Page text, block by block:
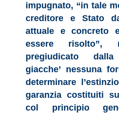
impugnato, “in tale
creditore e Stato
attuale e concreto
essere risolto”,
pregiudicato
giacche’ nessuna
determinare
garanzia costituiti
col principio